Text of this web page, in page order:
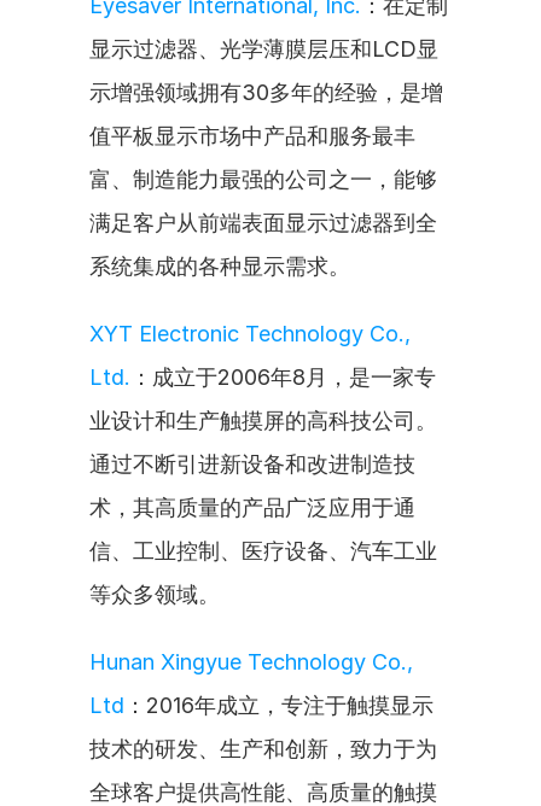
Eyesaver International, Inc. ：在定制
显示过滤器、光学薄膜层压和LCD显
示增强领域拥有30多年的经验，是增
值平板显示市场中产品和服务最丰
富、制造能力最强的公司之一，能够
满足客户从前端表面显示过滤器到全
系统集成的各种显示需求。
XYT Electronic Technology Co.,
Ltd. ：成立于2006年8月，是一家专
业设计和生产触摸屏的高科技公司。
通过不断引进新设备和改进制造技
术，其高质量的产品广泛应用于通
信、工业控制、医疗设备、汽车工业
等众多领域。
Hunan Xingyue Technology Co.,
Ltd ：2016年成立，专注于触摸显示
技术的研发、生产和创新，致力于为
全球客户提供高性能、高质量的触摸